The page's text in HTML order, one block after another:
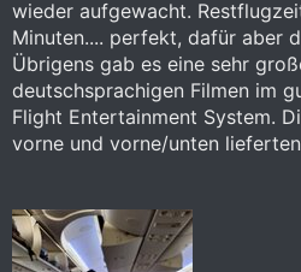
wieder aufgewacht.
Minuten.... perfekt, dafür aber
Übrigens gab es eine sehr
deutschsprachigen Filmen im
Flight Entertainment System.
vorne und vorne/unten